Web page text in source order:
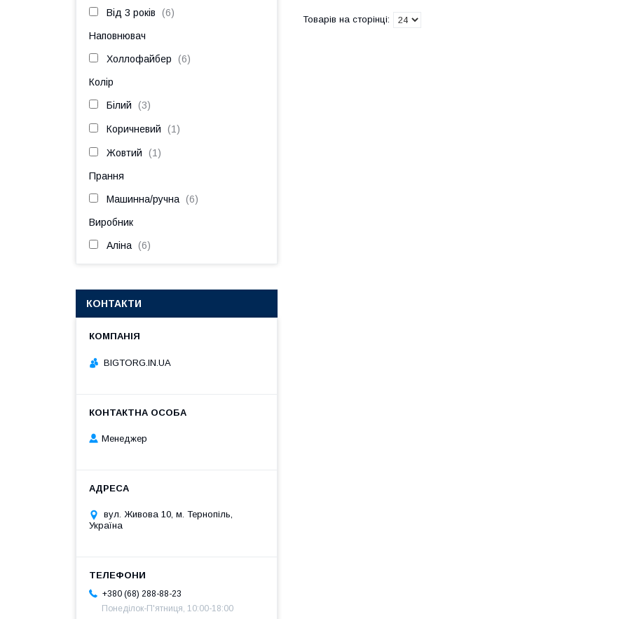
Від 3 років 6
Наповнювач
Холлофайбер 6
Колір
Білий 3
Коричневий 1
Жовтий 1
Прання
Машинна/ручна 6
Виробник
Аліна 6
КОНТАКТИ
BIGTORG.IN.UA
Менеджер
вул. Живова 10, м. Тернопіль,
Україна
+380 (68) 288-88-23
Понеділок-П'ятниця, 10:00-18:00